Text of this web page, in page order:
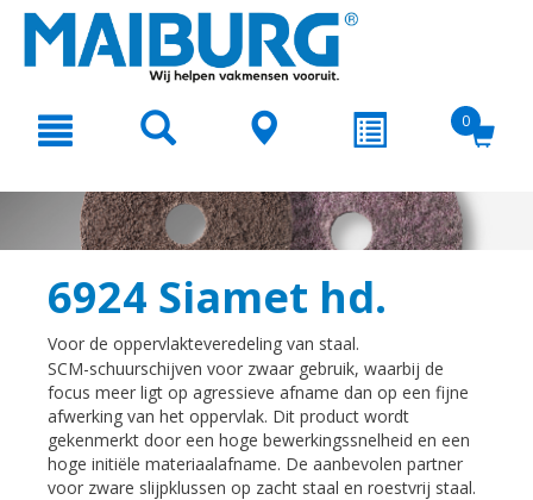
text.skipToNavigation
0
6924 Siamet hd.
Voor de oppervlakteveredeling van staal.
SCM-schuurschijven voor zwaar gebruik, waarbij de
focus meer ligt op agressieve afname dan op een fijne
afwerking van het oppervlak. Dit product wordt
gekenmerkt door een hoge bewerkingssnelheid en een
hoge initiële materiaalafname. De aanbevolen partner
voor zware slijpklussen op zacht staal en roestvrij staal.